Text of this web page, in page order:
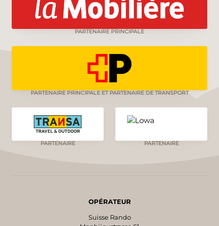
PARTENAIRE PRINCIPALE
PARTENAIRE PRINCIPALE ET PARTENAIRE DE TRANSPORT
PARTENAIRE PARTENAIRE
OPÉRATEUR
Suisse Rando